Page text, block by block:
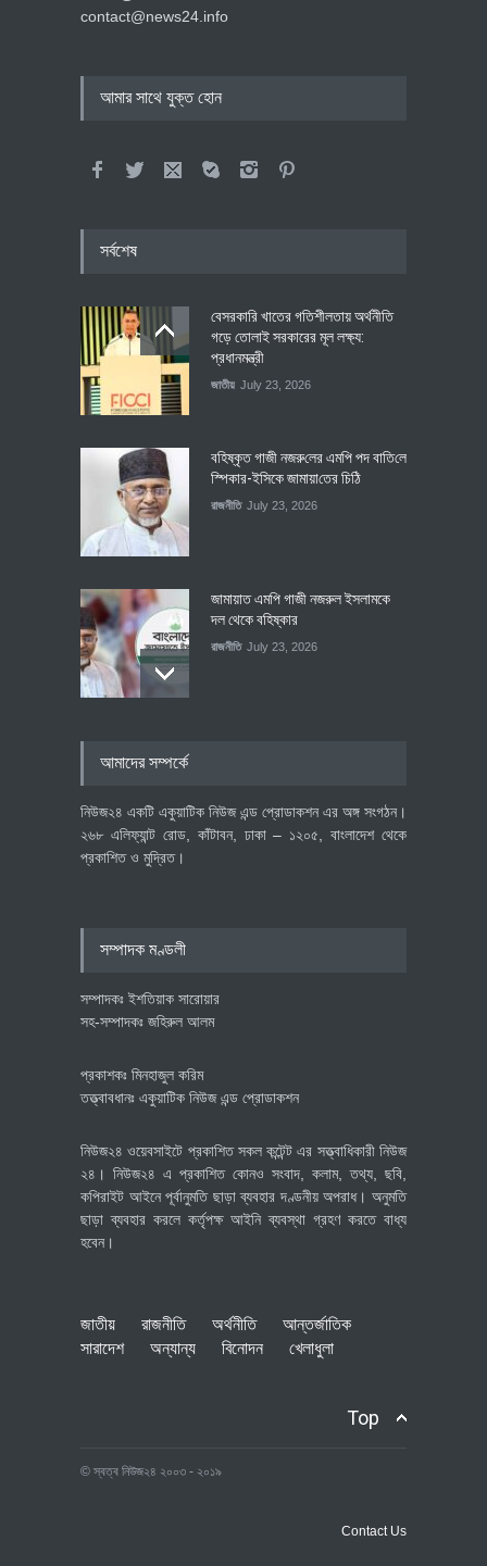
contact@news24.info
আমার সাথে যুক্ত হোন
সর্বশেষ
বেসরকারি খাতের গতিশীলতায় অর্থনীতি
গড়ে তোলাই সরকারের মূল লক্ষ্য:
প্রধানমন্ত্রী
জাতীয় July 23, 2026
বহিষ্কৃত গাজী নজরু‌লের এম‌পি পদ বা‌তি‌লে
স্পিকার-ইসিকে জামায়া‌তের চি‌ঠি
রাজনীতি July 23, 2026
জামায়াত এমপি গাজী নজরুল ইসলামকে
দল থেকে বহিষ্কার
রাজনীতি July 23, 2026
আমাদের সম্পর্কে
নিউজ২৪ একটি একুয়াটিক নিউজ এন্ড প্রোডাকশন এর অঙ্গ সংগঠন।
২৬৮ এলিফ্যান্ট রোড, কাঁটাবন, ঢাকা – ১২০৫, বাংলাদেশ থেকে
প্রকাশিত ও মুদ্রিত।
সম্পাদক মণ্ডলী
সম্পাদকঃ ইশতিয়াক সারোয়ার
সহ-সম্পাদকঃ জহিরুল আলম
প্রকাশকঃ মিনহাজুল করিম
তত্ত্বাবধানঃ একুয়াটিক নিউজ এন্ড প্রোডাকশন
নিউজ২৪ ওয়েবসাইটে প্রকাশিত সকল কন্টেন্ট এর সত্ত্বাধিকারী নিউজ
২৪। নিউজ২৪ এ প্রকাশিত কোনও সংবাদ, কলাম, তথ্য, ছবি,
কপিরাইট আইনে পূর্বানুমতি ছাড়া ব্যবহার দণ্ডনীয় অপরাধ। অনুমতি
ছাড়া ব্যবহার করলে কর্তৃপক্ষ আইনি ব্যবস্থা গ্রহণ করতে বাধ্য
হবেন।
জাতীয় রাজনীতি অর্থনীতি
আন্তর্জাতিক
সারাদেশ
অন্যান্য বিনোদন খেলাধুলা
Top
© স্বত্ব নিউজ২৪ ২০০৩ - ২০১৯
Contact Us